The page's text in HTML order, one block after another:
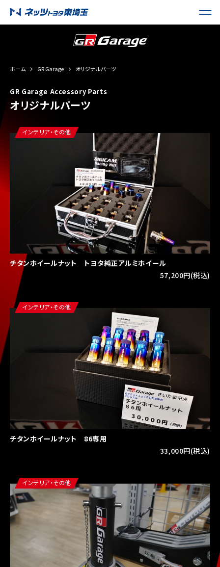
ホーム GR Garage オリジナルパーツ
GR Garage Accessory Parts
オリジナルパーツ
インテリア・その他
チタンホイールナット トヨタ純正アルミホイール
57,200円(税込)
インテリア・その他
チタンホイールナット 86専用
33,000円(税込)
インテリア・その他